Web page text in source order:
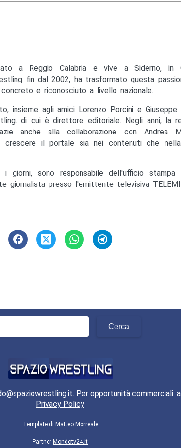
a Reggio Calabria e vive a Siderno, in
fin dal 2002, ha trasformato questa
e riconosciuto a livello nazionale.
insieme agli amici Lorenzo Porcini e Giuseppe
di cui è direttore editoriale. Negli anni, la
anche alla collaborazione con Andrea
crescere il portale sia nei contenuti che
sono responsabile dell'ufficio stampa
giornalista presso l'emittente televisiva
Per opportunità commerciali:
Privacy Policy
Template di Matteo Morreale
Partner Mondotv24.it